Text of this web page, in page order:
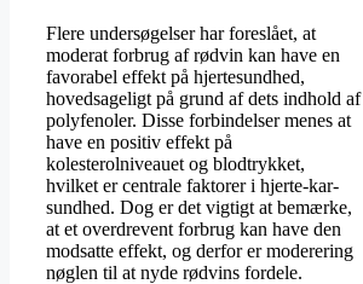
Flere undersøgelser har foreslået, at
moderat forbrug af rødvin kan have en
favorabel effekt på hjertesundhed,
hovedsageligt på grund af dets indhold af
polyfenoler. Disse forbindelser menes at
have en positiv effekt på
kolesterolniveauet og blodtrykket,
hvilket er centrale faktorer i hjerte-kar-
sundhed. Dog er det vigtigt at bemærke,
at et overdrevent forbrug kan have den
modsatte effekt, og derfor er moderering
nøglen til at nyde rødvins fordele.